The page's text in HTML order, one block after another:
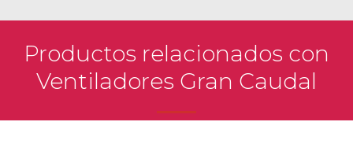
Productos relacionados con
Ventiladores Gran Caudal